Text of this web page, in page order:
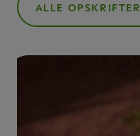
ALLE OPSKRIFTER
()